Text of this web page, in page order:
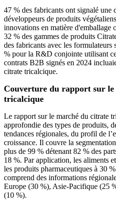
47 % des fabricants ont signalé une
développeurs de produits
innovations en matière d'emballage
32 % des gammes de produits
des fabricants avec les formulateurs
% pour la R&D conjointe utilisant
contrats B2B signés en 2024
citrate tricalcique.
Couverture du rapport sur
tricalcique
Le rapport sur le marché du citrate
approfondie des types de produits,
tendances régionales, du profil de
croissance. Il couvre la
plus de 99 % détenant 82 % des
18 %. Par application, les aliments
les produits pharmaceutiques à 30
comprend des informations
Europe (30 %), Asie-Pacifique (25
(10 %).